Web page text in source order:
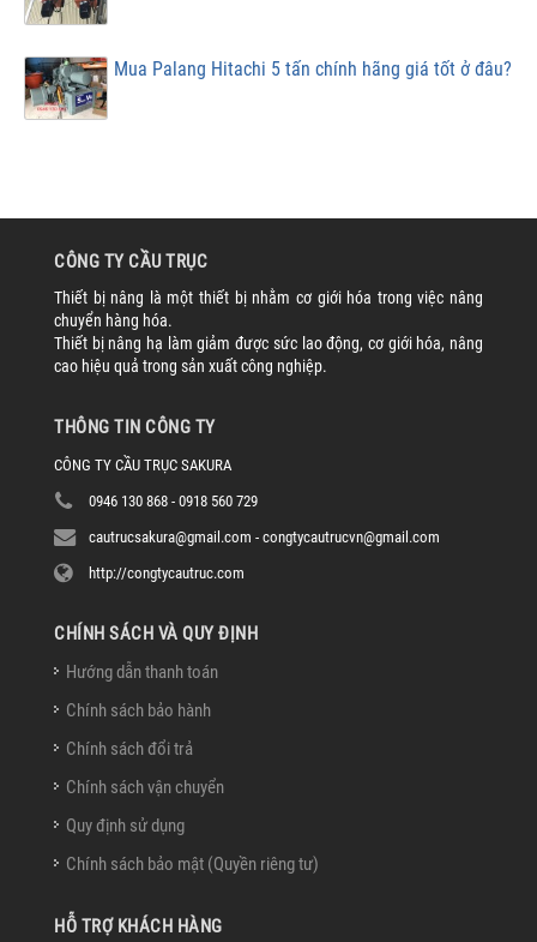
Mua Palang Hitachi 5 tấn chính hãng giá tốt ở đâu?
CÔNG TY CẦU TRỤC
Thiết bị nâng là một thiết bị nhằm cơ giới hóa trong việc nâng
chuyển hàng hóa.
Thiết bị nâng hạ làm giảm được sức lao động, cơ giới hóa, nâng
cao hiệu quả trong sản xuất công nghiệp.
THÔNG TIN CÔNG TY
CÔNG TY CẦU TRỤC SAKURA
0946 130 868 - 0918 560 729
cautrucsakura@gmail.com - congtycautrucvn@gmail.com
http://congtycautruc.com
CHÍNH SÁCH VÀ QUY ĐỊNH
Hướng dẫn thanh toán
Chính sách bảo hành
Chính sách đổi trả
Chính sách vận chuyển
Quy định sử dụng
Chính sách bảo mật (Quyền riêng tư)
HỖ TRỢ KHÁCH HÀNG